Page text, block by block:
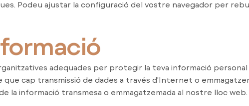
Podeu ajustar la configuració del vostre navegador per
adequades per protegir la teva informació
cap transmissió de dades a través d'Internet o
la informació transmesa o emmagatzemada al nostre lloc web.